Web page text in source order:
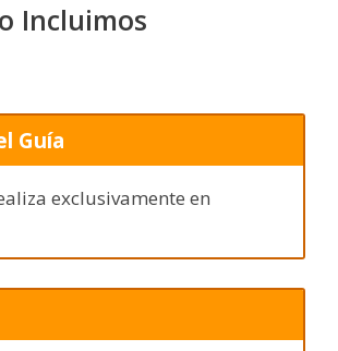
Incluimos
Guía
exclusivamente en